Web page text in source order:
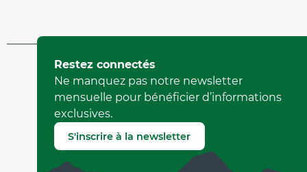
Mis à jour le 17 juillet 2026 à 14:34
par Office de Tourisme de Corrençon en Vercors
(Identifiant de l'offre : 5419036)
Signaler une erreur
Restez connectés
Ne manquez pas notre newsletter
mensuelle pour bénéficier d’informations
exclusives.
S'inscrire à la newsletter